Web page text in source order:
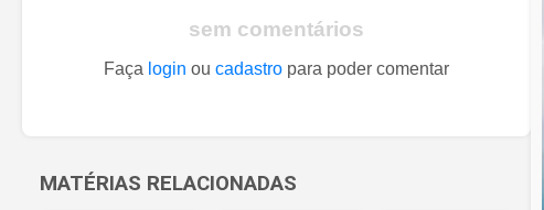
sem comentários
Faça login ou cadastro para poder comentar
MATÉRIAS RELACIONADAS